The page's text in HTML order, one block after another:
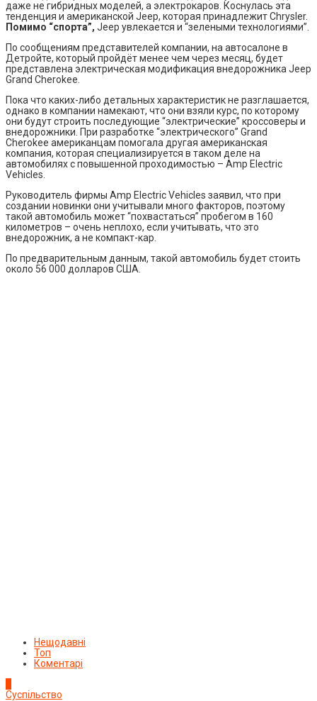
даже не гибридных моделей, а электрокаров. Коснулась эта
тенденция и американской Jeep, которая принадлежит Chrysler.
Помимо “спорта”, Jeep увлекается и “зелеными технологиями”.
По сообщениям представителей компании, на автосалоне в
Детройте, который пройдёт менее чем через месяц, будет
представлена электрическая модификация внедорожника Jeep
Grand Cherokee.
Пока что каких-либо детальных характеристик не разглашается,
однако в компании намекают, что они взяли курс, по которому
они будут строить последующие “электрические” кроссоверы и
внедорожники. При разработке “электрического” Grand
Cherokee американцам помогала другая американская
компания, которая специализируется в таком деле на
автомобилях с повышенной проходимостью – Amp Electric
Vehicles.
Руководитель фирмы Amp Electric Vehicles заявил, что при
создании новинки они учитывали много факторов, поэтому
такой автомобиль может “похвастаться” пробегом в 160
километров – очень неплохо, если учитывать, что это
внедорожник, а не компакт-кар.
По предварительным данным, такой автомобиль будет стоить
около 56 000 долларов США.
Нещодавні
Топ
Коментарі
Суспільство